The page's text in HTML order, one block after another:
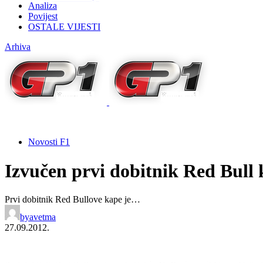
Analiza
Povijest
OSTALE VIJESTI
Arhiva
Novosti F1
Izvučen prvi dobitnik Red Bull
Prvi dobitnik Red Bullove kape je…
byavetma
27.09.2012.